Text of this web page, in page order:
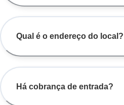
Qual é o endereço do local?
Há cobrança de entrada?